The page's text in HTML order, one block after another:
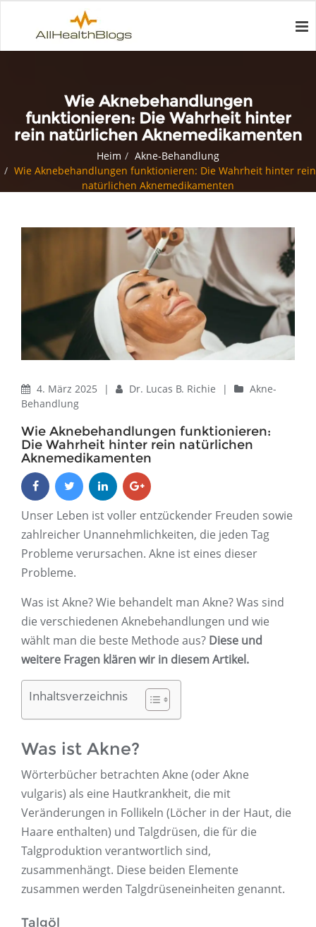
Wie Aknebehandlungen
funktionieren: Die Wahrheit hinter
rein natürlichen Aknemedikamenten
Heim
Akne-Behandlung
Wie Aknebehandlungen funktionieren: Die Wahrheit hinter rein
natürlichen Aknemedikamenten
4. März 2025 | Dr. Lucas B. Richie |
Akne-
Behandlung
Wie Aknebehandlungen funktionieren:
Die Wahrheit hinter rein natürlichen
Aknemedikamenten
Unser Leben ist voller entzückender Freuden sowie
zahlreicher Unannehmlichkeiten, die jeden Tag
Probleme verursachen. Akne ist eines dieser
Probleme.
Was ist Akne? Wie behandelt man Akne? Was sind
die verschiedenen Aknebehandlungen und wie
wählt man die beste Methode aus? Diese und
weitere Fragen klären wir in diesem Artikel.
Inhaltsverzeichnis
Was ist Akne?
Wörterbücher betrachten Akne (oder Akne
vulgaris) als eine Hautkrankheit, die mit
Veränderungen in Follikeln (Löcher in der Haut, die
Haare enthalten) und Talgdrüsen, die für die
Talgproduktion verantwortlich sind,
zusammenhängt. Diese beiden Elemente
zusammen werden Talgdrüseneinheiten genannt.
Talgöl